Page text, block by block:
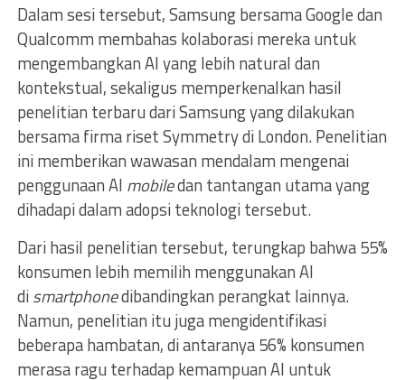
Dalam sesi tersebut, Samsung bersama Google dan
Qualcomm membahas kolaborasi mereka untuk
mengembangkan AI yang lebih natural dan
kontekstual, sekaligus memperkenalkan hasil
penelitian terbaru dari Samsung yang dilakukan
bersama firma riset Symmetry di London. Penelitian
ini memberikan wawasan mendalam mengenai
penggunaan AI mobiledan tantangan utama yang
dihadapi dalam adopsi teknologi tersebut.
Dari hasil penelitian tersebut, terungkap bahwa 55%
konsumen lebih memilih menggunakan AI
dismartphonedibandingkan perangkat lainnya.
Namun, penelitian itu juga mengidentifikasi
beberapa hambatan, di antaranya 56% konsumen
merasa ragu terhadap kemampuan AI untuk